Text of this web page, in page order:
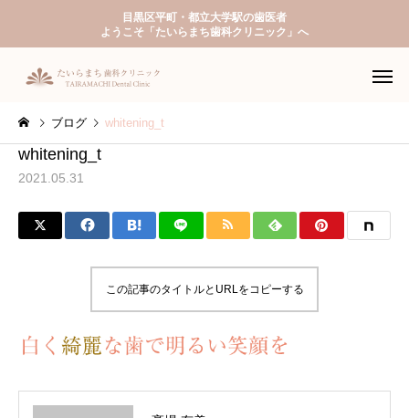
目黒区平町・都立大学駅の歯医者
ようこそ「たいらまち歯科クリニック」へ
ブログ whitening_t
whitening_t
2021.05.31
この記事のタイトルとURLをコピーする